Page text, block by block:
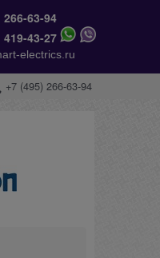
266-63-94
419-43-27
electrics.ru
+7 (495) 266-63-94